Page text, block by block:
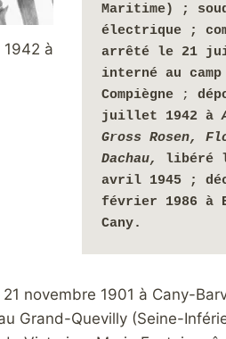
à
Maritime) ;
électrique ;
arrêté le 21
interné au
Compiègne
;
juillet 1942 à
Gross Rosen,
Dachau, libéré
avril 1945 ;
février 1986 à
Cany.
novembre 1901 à Cany-
Grand-Quevilly (Seine-